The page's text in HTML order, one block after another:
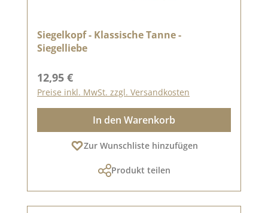
Siegelkopf - Klassische Tanne -
Siegelliebe
Regulärer Preis:
12,95 €
Preise inkl. MwSt. zzgl. Versandkosten
In den Warenkorb
Zur Wunschliste hinzufügen
Produkt teilen